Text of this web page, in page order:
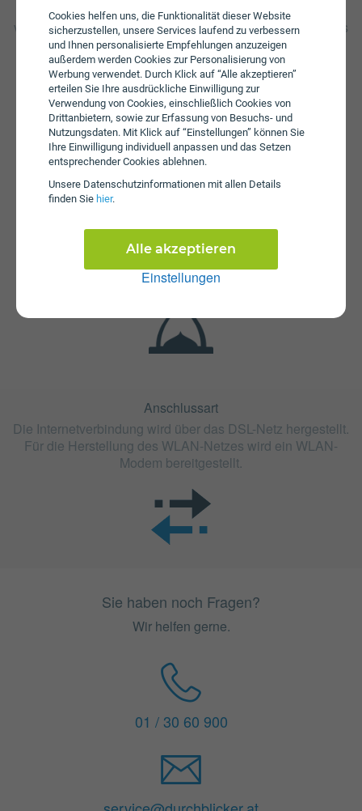
Cookies helfen uns, die Funktionalität dieser Website
sicherzustellen, unsere Services laufend zu verbessern
und Ihnen personalisierte Empfehlungen anzuzeigen
außerdem werden Cookies zur Personalisierung von
Werbung verwendet. Durch Klick auf “Alle akzeptieren”
erteilen Sie Ihre ausdrückliche Einwilligung zur
Verwendung von Cookies, einschließlich Cookies von
Drittanbietern, sowie zur Erfassung von Besuchs- und
Nutzungsdaten. Mit Klick auf “Einstellungen” können Sie
Ihre Einwilligung individuell anpassen und das Setzen
entsprechender Cookies ablehnen.
Unsere Daten­schutz­informationen mit allen Details
finden Sie hier.
Einstellungen
Alle akzeptieren
Beim Tarif Next Business 33 fallen monatliche Gebühren
von € 22,50 an. Weiters fallen einmalige Gebühren von bis
zu € 150,00 an.
Fristen
Der Tarif Next Business 33 ist mit 12 Monaten oder mit 24
Monat.
Anschlussart
Die Internetverbindung wird über das DSL-Netz hergestellt.
Für die Herstellung des WLAN-Netzes wird ein WLAN-
Modem bereitgestellt.
Sie haben noch Fragen?
Wir helfen gerne.
01 / 30 60 900